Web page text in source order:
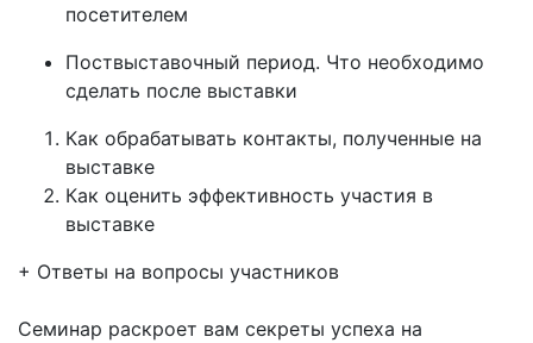
посетителем
Поствыставочный период. Что необходимо
сделать после выставки
Как обрабатывать контакты, полученные на
выставке
Как оценить эффективность участия в
выставке
+ Ответы на вопросы участников
Семинар раскроет вам секреты успеха на